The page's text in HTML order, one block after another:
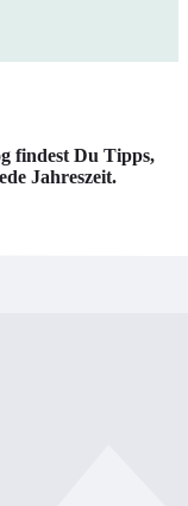
findest Du Tipps,
Jahreszeit.